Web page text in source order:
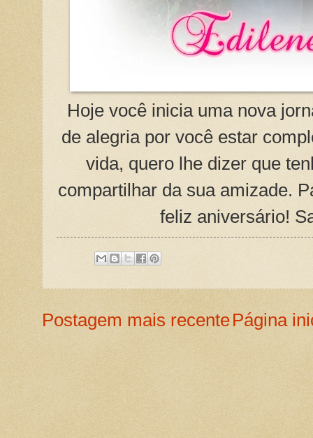
Hoje você inicia uma nova
de alegria por você estar
vida, quero lhe dizer que
compartilhar da sua amizade.
feliz aniversário!
Postagem mais recentePágina